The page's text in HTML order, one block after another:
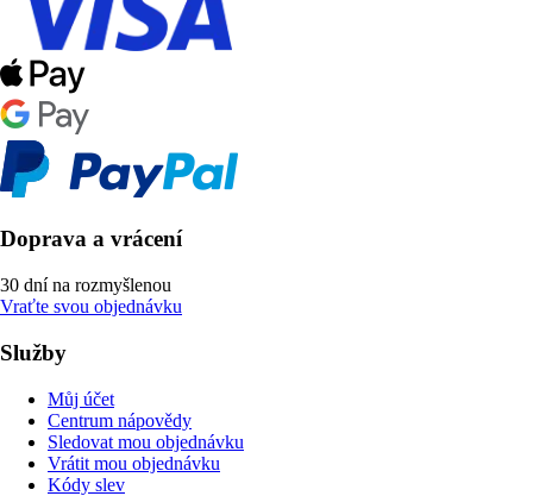
Doprava a vrácení
30 dní na rozmyšlenou
Vraťte svou objednávku
Služby
Můj účet
Centrum nápovědy
Sledovat mou objednávku
Vrátit mou objednávku
Kódy slev